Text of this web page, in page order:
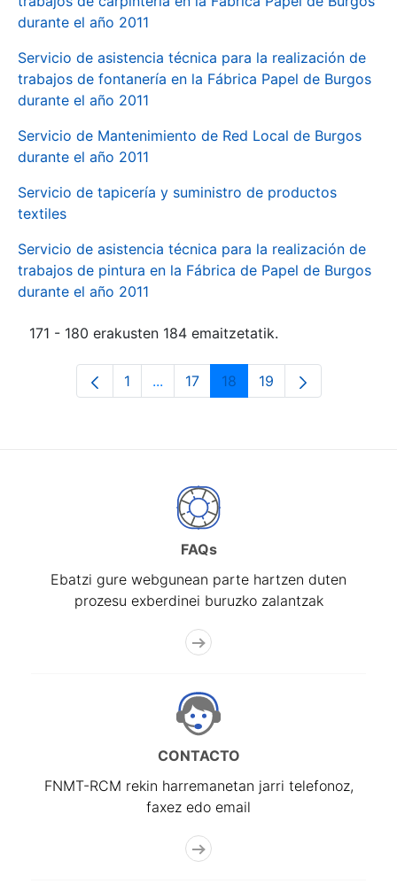
durante el año 2011
Servicio de asistencia técnica para la realización de
trabajos de fontanería en la Fábrica Papel de Burgos
durante el año 2011
Servicio de Mantenimiento de Red Local de Burgos
durante el año 2011
Servicio de tapicería y suministro de productos
textiles
Servicio de asistencia técnica para la realización de
trabajos de pintura en la Fábrica de Papel de Burgos
durante el año 2011
171 - 180 erakusten 184 emaitzetatik.
Orrialdea
1 ...Intermediate Pages Use TAB to
Orrialdea
17 Orrialdea
18 Orrialdea
19
FAQs
Ebatzi gure webgunean parte hartzen duten
prozesu exberdinei buruzko zalantzak
CONTACTO
FNMT-RCM rekin harremanetan jarri telefonoz,
faxez edo email